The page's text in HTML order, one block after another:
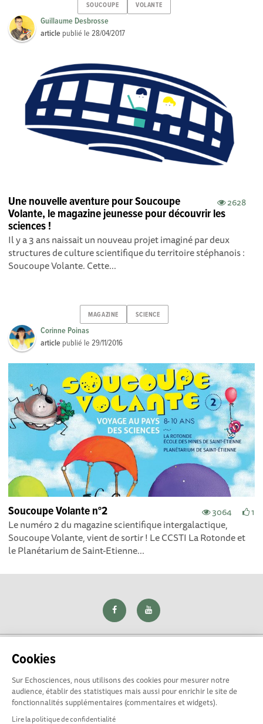
Cookies
Sur Echosciences, nous utilisons des cookies pour mesurer notre
audience, établir des statistiques mais aussi pour enrichir le site de
fonctionnalités supplémentaires (commentaires et widgets).
Lire la politique de confidentialité
SOUCOUPE VOLANTE
Guillaume Desbrosse
article publié le28/04/2017
2628
Une nouvelle aventure pour Soucoupe
Volante, le magazine jeunesse pour découvrir les
sciences !
Il y a 3 ans naissait un nouveau projet imaginé par deux
structures de culture scientifique du territoire stéphanois :
Soucoupe Volante. Cette...
MAGAZINE SCIENCE
Corinne Poinas
article publié le29/11/2016
3064 1
Soucoupe Volante n°2
Le numéro 2 du magazine scientifique intergalactique,
Soucoupe Volante, vient de sortir ! Le CCSTI La Rotonde et
le Planétarium de Saint-Etienne...
Explorer, s’exprimer, rentrer en contact : Echosciences Loire
est le réseau social des amateurs de sciences et de
technologies du territoire. Propulsé parLa Rotonde